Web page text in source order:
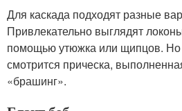
Для каскада подходят разные
Привлекательно выглядят
помощью утюжка или щипцов.
смотрится прическа,
«брашинг».